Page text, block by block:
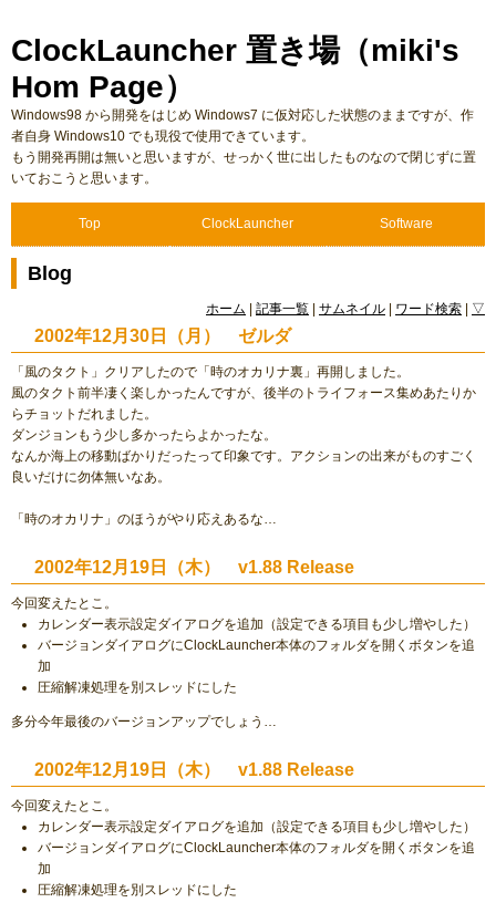
ClockLauncher 置き場（miki's
Hom Page）
Windows98 から開発をはじめ Windows7 に仮対応した状態のままですが、作
者自身 Windows10 でも現役で使用できています。
もう開発再開は無いと思いますが、せっかく世に出したものなので閉じずに置
いておこうと思います。
Top ClockLauncher Software
Blog
ホーム 記事一覧 サムネイル ワード検索 ▽
2002年12月30日（月） ゼルダ
「風のタクト」クリアしたので「時のオカリナ裏」再開しました。
風のタクト前半凄く楽しかったんですが、後半のトライフォース集めあたりか
らチョットだれました。
ダンジョンもう少し多かったらよかったな。
なんか海上の移動ばかりだったって印象です。アクションの出来がものすごく
良いだけに勿体無いなあ。
「時のオカリナ」のほうがやり応えあるな…
2002年12月19日（木） v1.88 Release
今回変えたとこ。
カレンダー表示設定ダイアログを追加（設定できる項目も少し増やした）
バージョンダイアログにClockLauncher本体のフォルダを開くボタンを追
加
圧縮解凍処理を別スレッドにした
多分今年最後のバージョンアップでしょう…
2002年12月19日（木） v1.88 Release
今回変えたとこ。
カレンダー表示設定ダイアログを追加（設定できる項目も少し増やした）
バージョンダイアログにClockLauncher本体のフォルダを開くボタンを追
加
圧縮解凍処理を別スレッドにした